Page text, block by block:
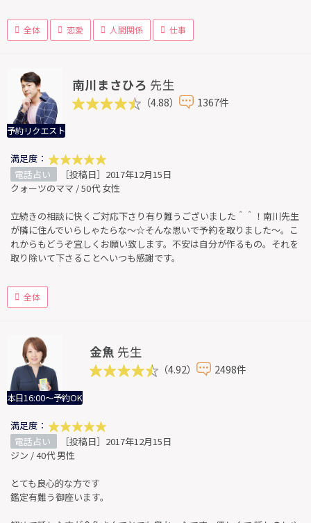
全体 恋愛 人間関係 仕事
予約リクエスト
南川まさひろ 先生
（4.88） 1367件
満足度：
電話占い
［投稿日］2017年12月15日
クォーツのママ / 50代 女性
立続きの相談に快くご対応下さり有り難うございました＾＾！南川先生
が隣に住んでいらしゃたらな〜☆そんな思いで予約を取りました〜。こ
れからもどうぞ宜しくお願い致します。不安は自分が作るもの。それを
取り除いて下さることへいつも感謝です。
全体
本日16:00～予約OK
金魚 先生
（4.92） 2498件
満足度：
電話占い
［投稿日］2017年12月15日
ジン / 40代 男性
とても良心的な方です
鑑定有難う御座います。